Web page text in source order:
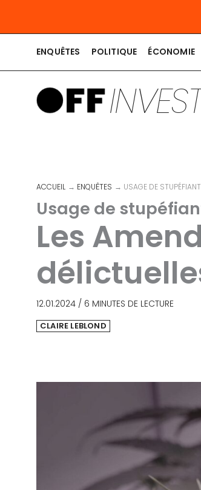
au
contenuENQUÊTES POLITIQUE ÉCONOMIE
ACCUEIL ENQUÊTES USAGE DE
Usage de
Les
12.01.2024 / 6 MINUTES DE LECTURE
CLAIRE LEBLOND